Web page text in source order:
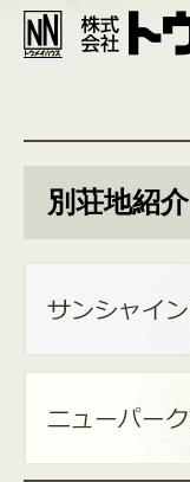
別荘地紹介